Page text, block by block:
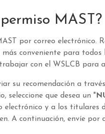
MAST?
por correo electrónico.
conveniente para todos
con el WSLCB para
su recomendación a
seleccione que desea un "
electrónico y a los titulares
A continuación, envíe por